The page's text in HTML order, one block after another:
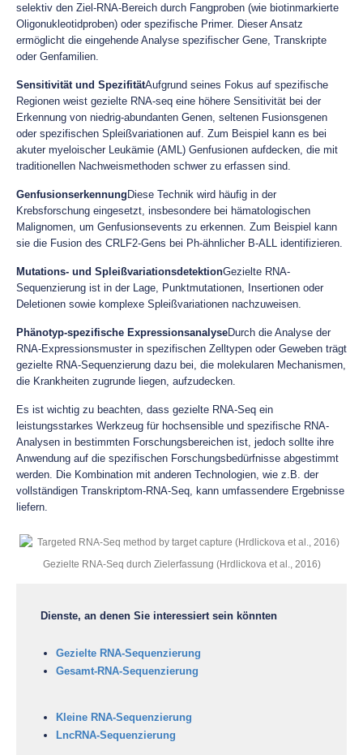
selektiv den Ziel-RNA-Bereich durch Fangproben (wie biotinmarkierte
Oligonukleotidproben) oder spezifische Primer. Dieser Ansatz
ermöglicht die eingehende Analyse spezifischer Gene, Transkripte
oder Genfamilien.
Sensitivität und SpezifitätAufgrund seines Fokus auf spezifische
Regionen weist gezielte RNA-seq eine höhere Sensitivität bei der
Erkennung von niedrig-abundanten Genen, seltenen Fusionsgenen
oder spezifischen Spleißvariationen auf. Zum Beispiel kann es bei
akuter myeloischer Leukämie (AML) Genfusionen aufdecken, die mit
traditionellen Nachweismethoden schwer zu erfassen sind.
Genfusionserkennung Diese Technik wird häufig in der
Krebsforschung eingesetzt, insbesondere bei hämatologischen
Malignomen, um Genfusionsevents zu erkennen. Zum Beispiel kann
sie die Fusion des CRLF2-Gens bei Ph-ähnlicher B-ALL identifizieren.
Mutations- und SpleißvariationsdetektionGezielte RNA-
Sequenzierung ist in der Lage, Punktmutationen, Insertionen oder
Deletionen sowie komplexe Spleißvariationen nachzuweisen.
Phänotyp-spezifische ExpressionsanalyseDurch die Analyse der
RNA-Expressionsmuster in spezifischen Zelltypen oder Geweben trägt
gezielte RNA-Sequenzierung dazu bei, die molekularen Mechanismen,
die Krankheiten zugrunde liegen, aufzudecken.
Es ist wichtig zu beachten, dass gezielte RNA-Seq ein
leistungsstarkes Werkzeug für hochsensible und spezifische RNA-
Analysen in bestimmten Forschungsbereichen ist, jedoch sollte ihre
Anwendung auf die spezifischen Forschungsbedürfnisse abgestimmt
werden. Die Kombination mit anderen Technologien, wie z.B. der
vollständigen Transkriptom-RNA-Seq, kann umfassendere Ergebnisse
liefern.
Gezielte RNA-Seq durch Zielerfassung (Hrdlickova et al., 2016)
Dienste, an denen Sie interessiert sein könnten
Gezielte RNA-Sequenzierung
Gesamt-RNA-Sequenzierung
Kleine RNA-Sequenzierung
LncRNA-Sequenzierung